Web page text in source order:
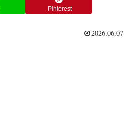
Pinterest
2026.06.07